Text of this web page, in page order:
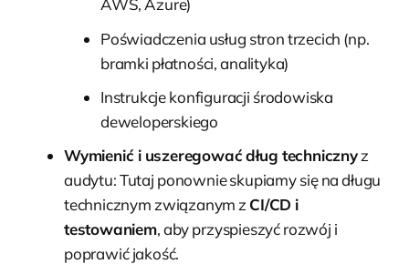
AWS, Azure)
Poświadczenia usług stron trzecich (np.
bramki płatności, analityka)
Instrukcje konfiguracji środowiska
deweloperskiego
Wymienić i uszeregować dług technicznyz
audytu: Tutaj ponownie skupiamy się na długu
technicznym związanym z CI/CD i
testowaniem, aby przyspieszyć rozwój i
poprawić jakość.